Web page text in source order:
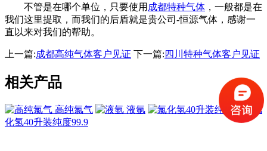
不管是在哪个单位，只要使用 成都特种气体 ，一般都是在
我们这里提取，而我们的后盾就是贵公司-恒源气体，感谢一
直以来对我们的帮助。
上一篇:成都高纯气体客户见证 下一篇: 四川特种气体客户见证
相关产品
高纯氯气 液氩
氯
化氢40升装纯度99.9